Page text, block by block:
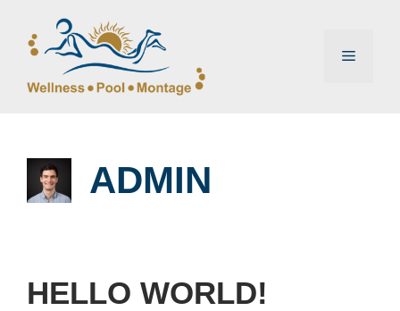
Inhalt
springen
Menü
ADMIN
HELLO WORLD!